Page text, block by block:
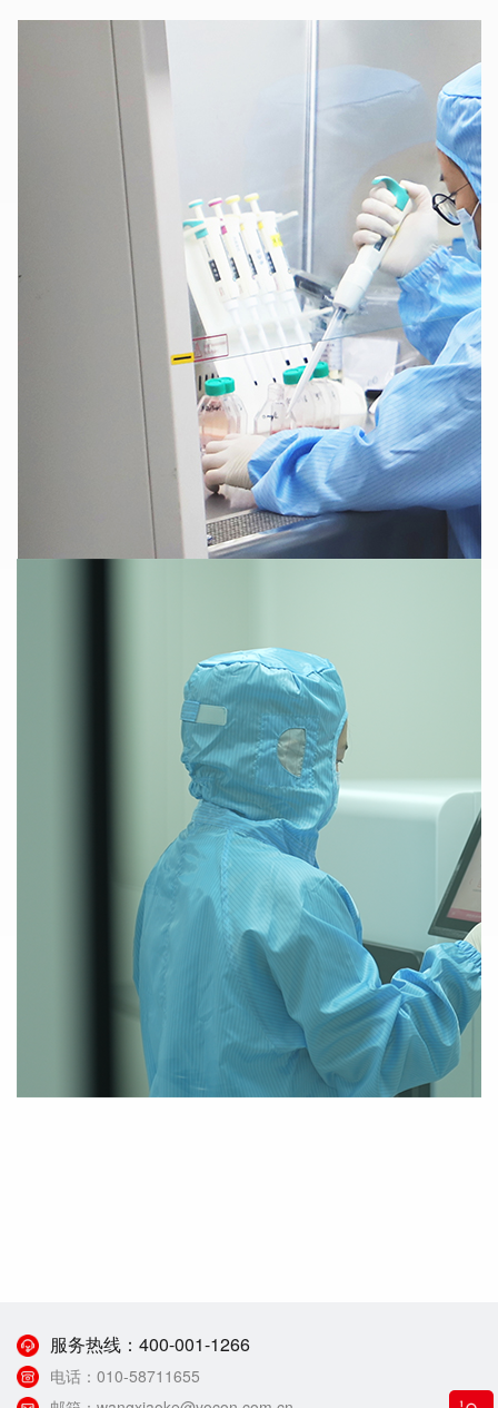
服务热线： 400-001-1266
电话： 010-58711655